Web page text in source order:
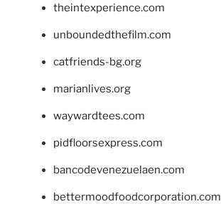
theintexperience.com
unboundedthefilm.com
catfriends-bg.org
marianlives.org
waywardtees.com
pidfloorsexpress.com
bancodevenezuelaen.com
bettermoodfoodcorporation.com